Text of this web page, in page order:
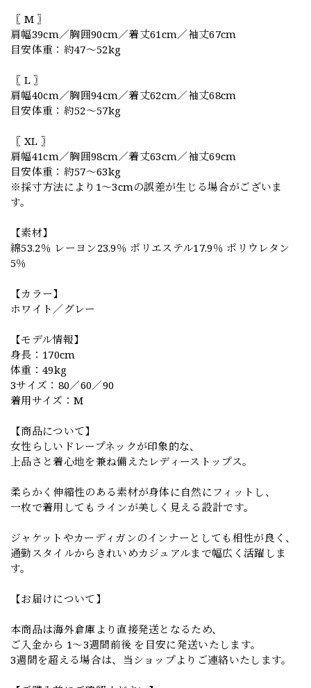
〖 M 〗
肩幅39cm／胸囲90cm／着丈61cm／袖丈67cm
目安体重：約47〜52kg
〖 L 〗
肩幅40cm／胸囲94cm／着丈62cm／袖丈68cm
目安体重：約52〜57kg
〖 XL 〗
肩幅41cm／胸囲98cm／着丈63cm／袖丈69cm
目安体重：約57〜63kg
※採寸方法により1〜3cmの誤差が生じる場合がございま
す。
【素材】
綿53.2％ レーヨン23.9％ ポリエステル17.9％ ポリウレタン
5％
【カラー】
ホワイト／グレー
【モデル情報】
身長：170cm
体重：49kg
3サイズ：80／60／90
着用サイズ：M
【商品について】
女性らしいドレープネックが印象的な、
上品さと着心地を兼ね備えたレディーストップス。
柔らかく伸縮性のある素材が身体に自然にフィットし、
一枚で着用してもラインが美しく見える設計です。
ジャケットやカーディガンのインナーとしても相性が良く、
通勤スタイルからきれいめカジュアルまで幅広く活躍しま
す。
【お届けについて】
本商品は海外倉庫より直接発送となるため、
ご入金から 1〜3週間前後 を目安に発送いたします。
3週間を超える場合は、当ショップよりご連絡いたします。